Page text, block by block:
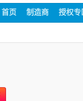
首页 制造商 授权专